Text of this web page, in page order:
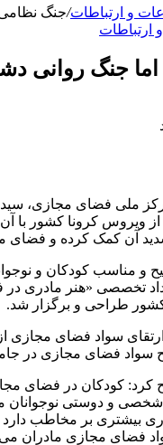
و ارتباطات/جنگ
ارتباطات
جنگ روانی
ملی فضای مجازی،
کرونا کشور با
و مناسب کودکان و
تخصصی «هنر مادری
طراحی و برگزار شد.
ارتقای سواد فضای
سواد فضای مجازی در
کرد: کودکان در فضای
شخصی و دوستی
بیشتری بر مخاطب
فضای مجازی مادران